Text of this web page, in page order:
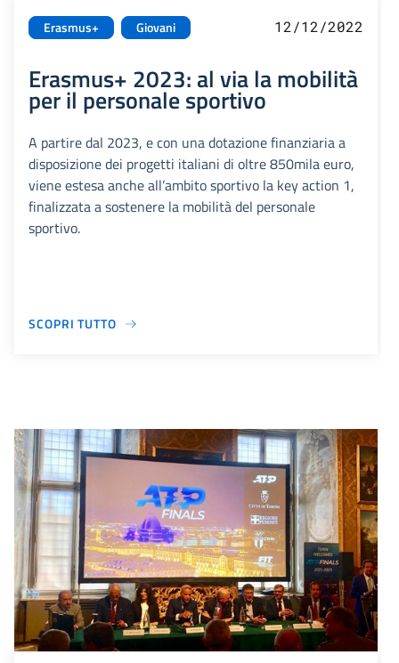
Erasmus+ Giovani 12/12/2022
Erasmus+ 2023: al via la mobilità
per il personale sportivo
A partire dal 2023, e con una dotazione finanziaria a
disposizione dei progetti italiani di oltre 850mila euro,
viene estesa anche all’ambito sportivo la key action 1,
finalizzata a sostenere la mobilità del personale
sportivo.
SCOPRI TUTTO